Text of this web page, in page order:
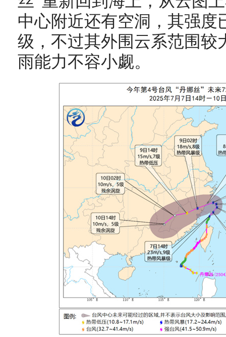
中心附近还有空洞，其强度
级，不过其外围云系范围较
雨能力不容小觑。